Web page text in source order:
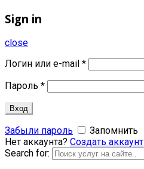
Sign in
close
Логин или e-mail *
Пароль *
Вход
Забыли пароль
Запомнить
Нет аккаунта? Создать аккаунт
Search for: